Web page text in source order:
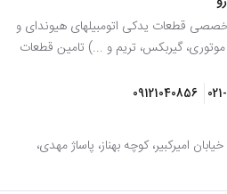
قطعات یدکی اتومبیلهای هیوندای و
موتوری، گیربکس، تریم و ...) تامین قطعات
09121040856
پامنار، خیابان امیرکبیر، کوچه بهناز، پاساژ مهدی،